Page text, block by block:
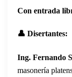
Con entrada
👤 Disertantes:
Ing. Fernando
masonería